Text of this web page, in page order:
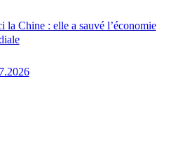
la Chine : elle a sauvé l’économie